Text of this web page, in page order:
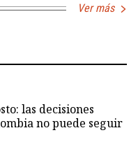
Ver más
las decisiones
no puede seguir